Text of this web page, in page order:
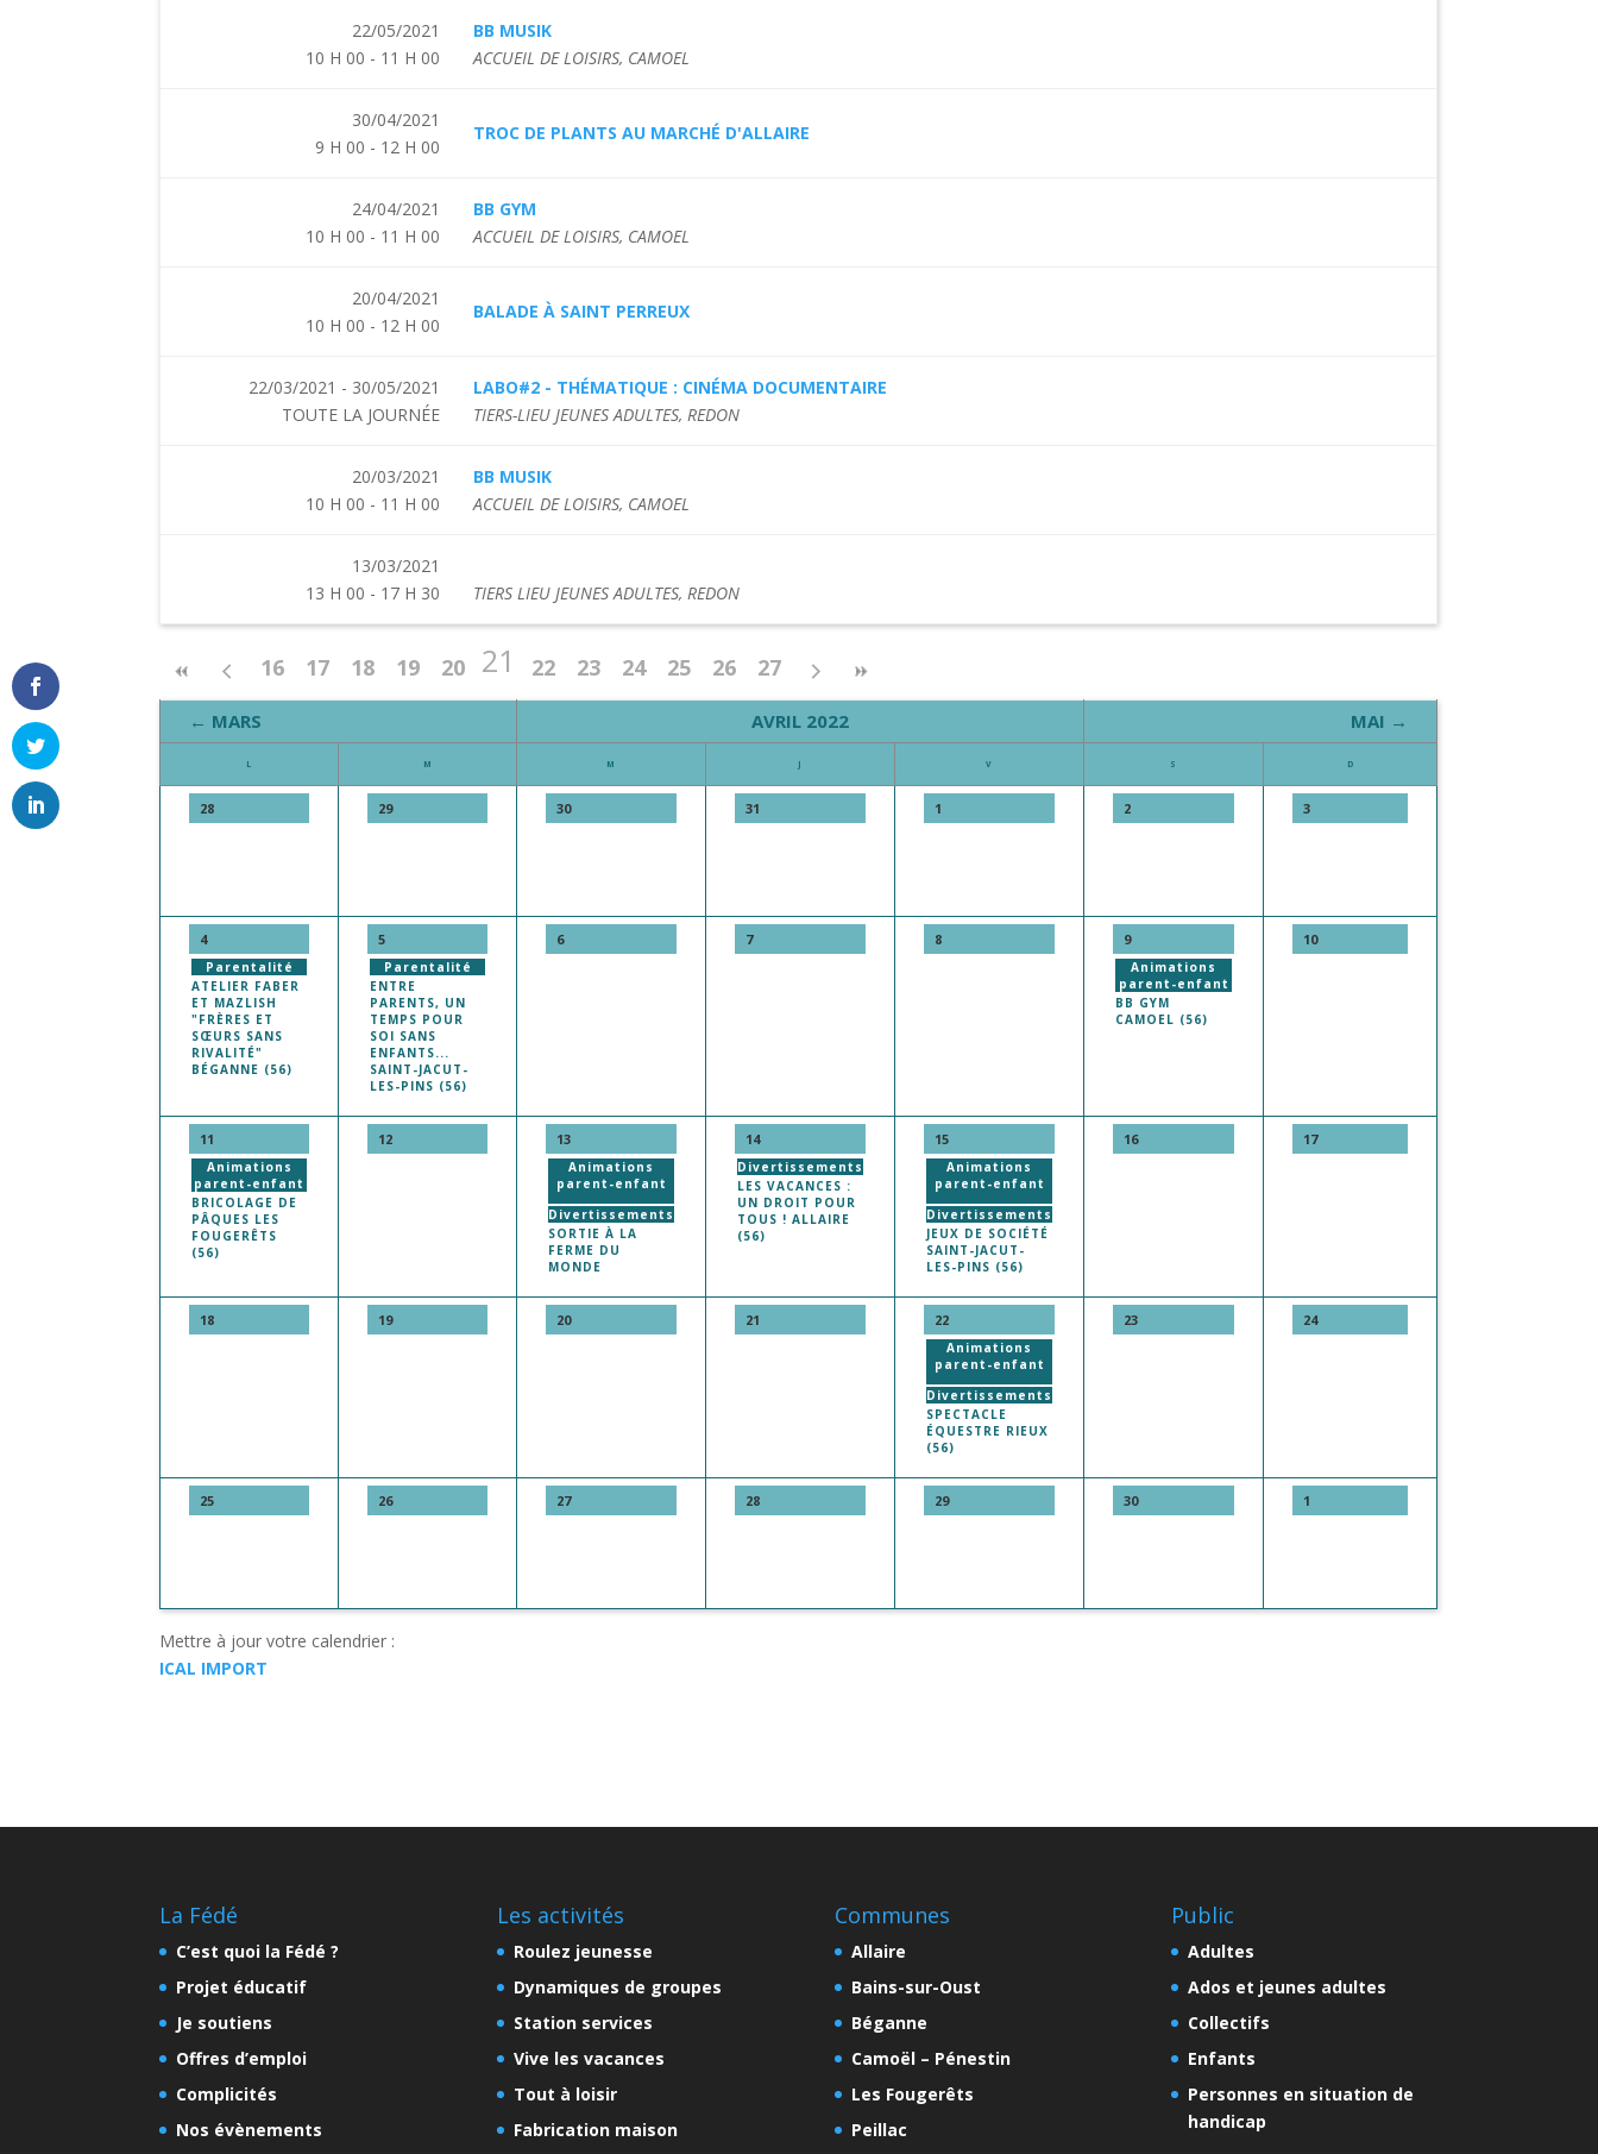
22/05/2021
10 H 00 - 11 H 00
BB MUSIK
ACCUEIL DE LOISIRS, CAMOEL
30/04/2021
9 H 00 - 12 H 00
TROC DE PLANTS AU MARCHÉ D'ALLAIRE
24/04/2021
10 H 00 - 11 H 00
BB GYM
ACCUEIL DE LOISIRS, CAMOEL
20/04/2021
10 H 00 - 12 H 00
BALADE À SAINT PERREUX
22/03/2021 - 30/05/2021
TOUTE LA JOURNÉE
LABO#2 - THÉMATIQUE : CINÉMA DOCUMENTAIRE
TIERS-LIEU JEUNES ADULTES, REDON
20/03/2021
10 H 00 - 11 H 00
BB MUSIK
ACCUEIL DE LOISIRS, CAMOEL
13/03/2021
13 H 00 - 17 H 30
TIERS LIEU JEUNES ADULTES, REDON
16 17 18 19 20 21 22 23 24 25 26 27
← MARS AVRIL 2022 MAI →
L M M J V S D
28 29 30 31 1 2 3
4
Parentalité
ATELIER FABER
ET MAZLISH
"FRÈRES ET
SŒURS SANS
RIVALITÉ"
BÉGANNE (56)
5
Parentalité
ENTRE
PARENTS, UN
TEMPS POUR
SOI SANS
ENFANTS...
SAINT-JACUT-
LES-PINS (56)
6 7 8 9
Animations
parent-enfant
BB GYM
CAMOEL (56)
10
11
Animations
parent-enfant
BRICOLAGE DE
PÂQUES LES
FOUGERÊTS
(56)
12 13
Animations
parent-enfant
Divertissements
SORTIE À LA
FERME DU
MONDE
14
Divertissements
LES VACANCES :
UN DROIT POUR
TOUS ! ALLAIRE
(56)
15
Animations
parent-enfant
Divertissements
JEUX DE SOCIÉTÉ
SAINT-JACUT-
LES-PINS (56)
16 17
18 19 20 21 22
Animations
parent-enfant
Divertissements
SPECTACLE
ÉQUESTRE RIEUX
(56)
23 24
25 26 27 28 29 30 1
Mettre à jour votre calendrier :
ICAL IMPORT
La Fédé
C’est quoi la Fédé ?
Projet éducatif
Je soutiens
Offres d’emploi
Complicités
Nos évènements
Les activités
Roulez jeunesse
Dynamiques de groupes
Station services
Vive les vacances
Tout à loisir
Fabrication maison
Communes
Allaire
Bains-sur-Oust
Béganne
Camoël – Pénestin
Les Fougerêts
Peillac
Public
Adultes
Ados et jeunes adultes
Collectifs
Enfants
Personnes en situation de
handicap